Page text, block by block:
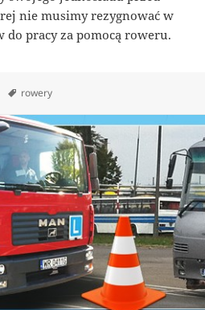
nie musimy rezygnować w
do pracy za pomocą roweru.
Tagi
rowery